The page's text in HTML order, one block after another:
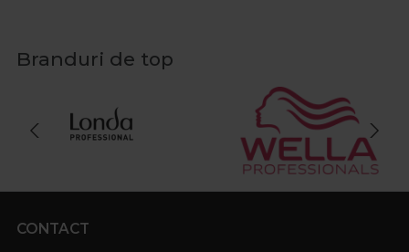
Branduri de top
CONTACT